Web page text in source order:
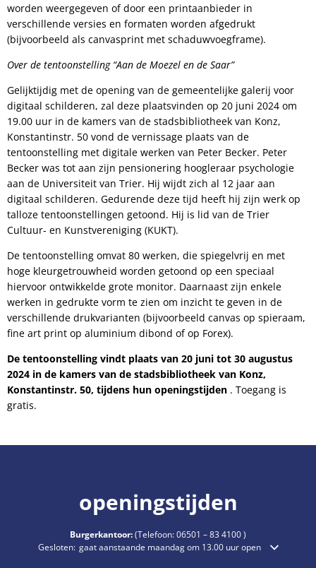
worden weergegeven of door een printaanbieder in
verschillende versies en formaten worden afgedrukt
(bijvoorbeeld als canvasprint met schaduwvoegframe).
Over de tentoonstelling “Aan de Moezel en de Saar”
Gelijktijdig met de opening van de gemeentelijke galerij voor
digitaal schilderen, zal deze plaatsvinden op 20 juni 2024 om
19.00 uur in de kamers van de stadsbibliotheek van Konz,
Konstantinstr. 50 vond de vernissage plaats van de
tentoonstelling met digitale werken van Peter Becker. Peter
Becker was tot aan zijn pensionering hoogleraar psychologie
aan de Universiteit van Trier. Hij wijdt zich al 12 jaar aan
digitaal schilderen. Gedurende deze tijd heeft hij zijn werk op
talloze tentoonstellingen getoond. Hij is lid van de Trier
Cultuur- en Kunstvereniging (KUKT).
De tentoonstelling omvat 80 werken, die spiegelvrij en met
hoge kleurgetrouwheid worden getoond op een speciaal
hiervoor ontwikkelde grote monitor. Daarnaast zijn enkele
werken in gedrukte vorm te zien om inzicht te geven in de
verschillende drukvarianten (bijvoorbeeld canvas op spieraam,
fine art print op aluminium dibond of op Forex).
De tentoonstelling vindt plaats van 20 juni tot 30 augustus
2024 in de kamers van de stadsbibliotheek van Konz,
Konstantinstr. 50, tijdens hun openingstijden . Toegang is
gratis.
openingstijden
Burgerkantoor:(Telefoon:06501 – 83 4100)
Klik om extra openings- of sluitingstijden te verbergen
Gesloten: gaat aanstaande maandag om 13.00 uur open